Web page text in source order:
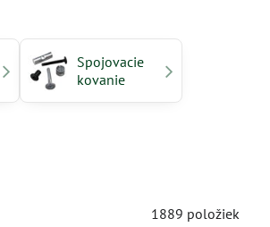
Spojovacie
kovanie
1889 položiek